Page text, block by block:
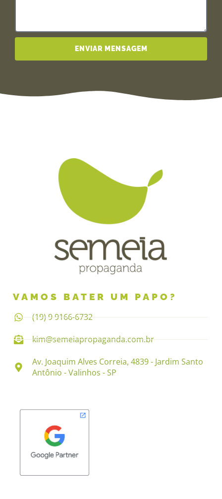
ENVIAR MENSAGEM
VAMOS BATER UM PAPO?
(19) 9 9166-6732
kim@semeiapropaganda.com.br
Av. Joaquim Alves Correia, 4839 - Jardim Santo
Antônio - Valinhos - SP​